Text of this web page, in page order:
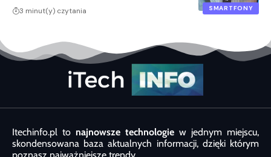
SMARTFONY
3 minut(y) czytania
Itechinfo.pl to najnowsze technologie w jednym miejscu,
skondensowana baza aktualnych informacji, dzięki którym